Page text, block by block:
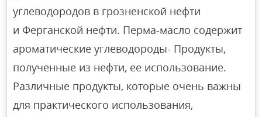
углеводородов в грозненской нефти
и Ферганской нефти. Перма-масло содержит
ароматические углеводороды- Продукты,
полученные из нефти, ее использование.
Различные продукты, которые очень важны
для практического использования,